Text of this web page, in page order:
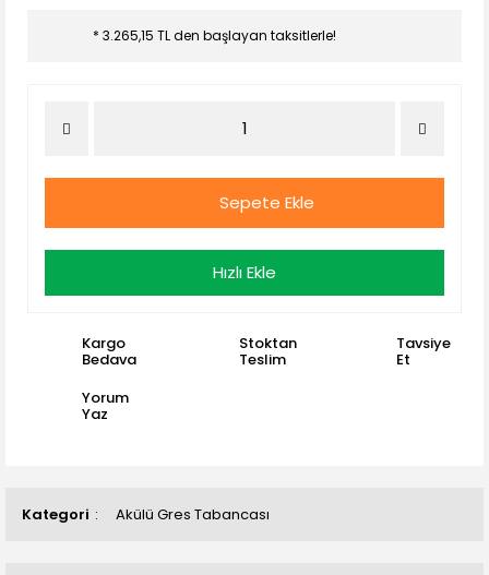
Kategori Akülü Gres Tabancası
* 3.265,15 TL den başlayan taksitlerle!
Sepete Ekle
Hızlı Ekle
Kargo
Bedava
Stoktan
Teslim
Tavsiye
Et
Yorum
Yaz